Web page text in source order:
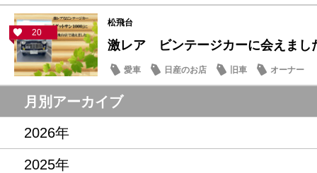
20
松飛台
激レア ビンテージカーに会えまし
愛車 日産のお店 旧車 オーナー
月別アーカイブ
2026年
2025年